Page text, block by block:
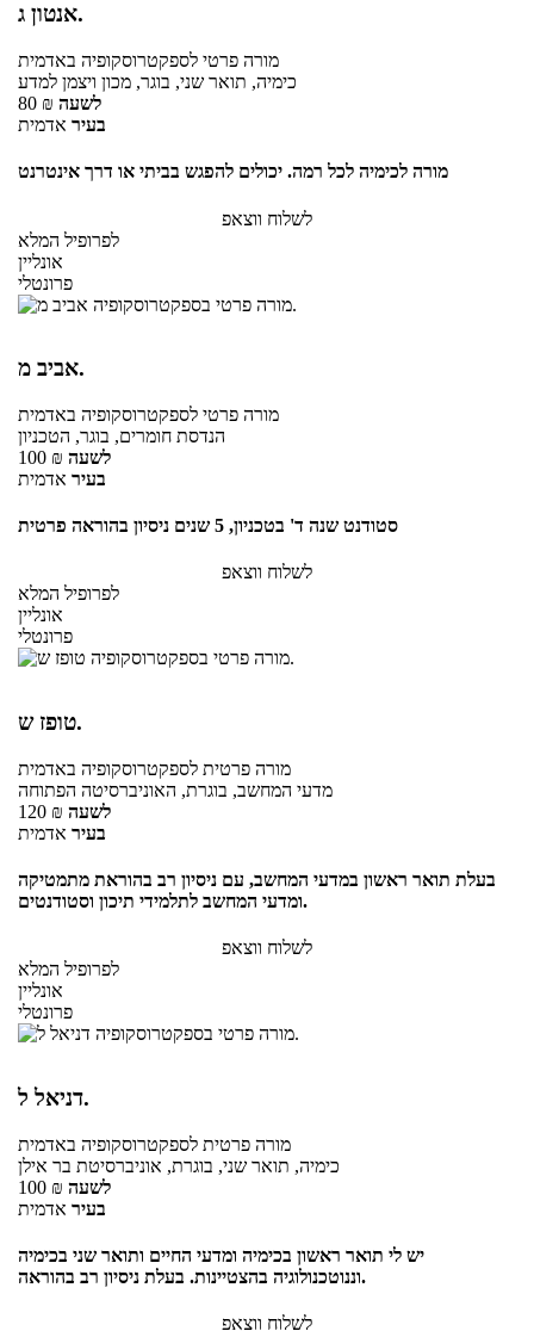
אנטון ג.
מורה פרטי לספקטרוסקופיה באדמית
כימיה, תואר שני, בוגר, מכון ויצמן למדע
80 ₪ לשעה
בעיר אדמית
מורה לכימיה לכל רמה. יכולים להפגש בביתי או דרך אינטרנט
לשלוח ווצאפ
לפרופיל המלא
אונליין
פרונטלי
אביב מ.
מורה פרטי לספקטרוסקופיה באדמית
הנדסת חומרים, בוגר, הטכניון
100 ₪ לשעה
בעיר אדמית
סטודנט שנה ד' בטכניון, 5 שנים ניסיון בהוראה פרטית
לשלוח ווצאפ
לפרופיל המלא
אונליין
פרונטלי
טופז ש.
מורה פרטית לספקטרוסקופיה באדמית
מדעי המחשב, בוגרת, האוניברסיטה הפתוחה
120 ₪ לשעה
בעיר אדמית
בעלת תואר ראשון במדעי המחשב, עם ניסיון רב בהוראת מתמטיקה
ומדעי המחשב לתלמידי תיכון וסטודנטים.
לשלוח ווצאפ
לפרופיל המלא
אונליין
פרונטלי
דניאל ל.
מורה פרטית לספקטרוסקופיה באדמית
כימיה, תואר שני, בוגרת, אוניברסיטת בר אילן
100 ₪ לשעה
בעיר אדמית
יש לי תואר ראשון בכימיה ומדעי החיים ותואר שני בכימיה
וננוטכנולוגיה בהצטיינות. בעלת ניסיון רב בהוראה.
לשלוח ווצאפ